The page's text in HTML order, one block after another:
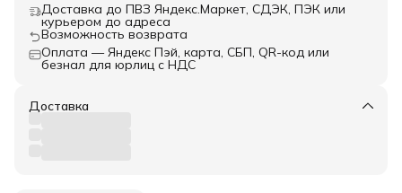
Доставка до ПВЗ Яндекс.Маркет, СДЭК, ПЭК или
курьером до адреса
Возможность возврата
Оплата — Яндекс Пэй, карта, СБП, QR-код или
безнал для юрлиц с НДС
Доставка